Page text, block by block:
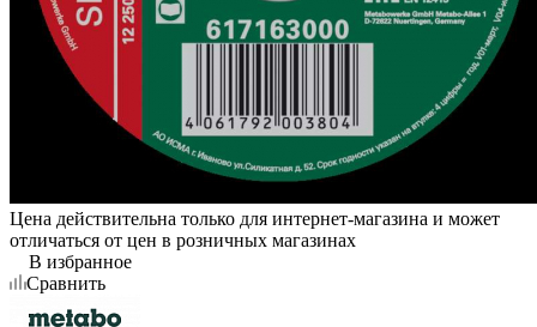
Цена действительна только для интернет-магазина и может
отличаться от цен в розничных магазинах
В избранное
Сравнить